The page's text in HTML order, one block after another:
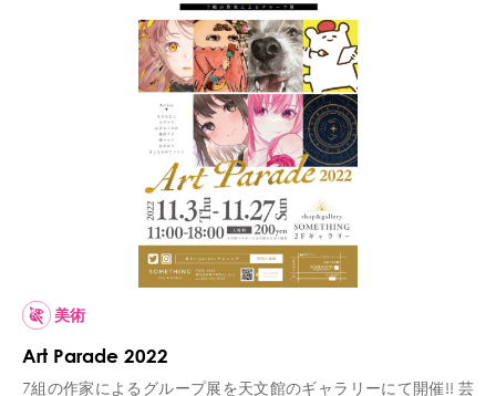
美術
Art Parade 2022
7組の作家によるグループ展を天文館のギャラリーにて開催!! 芸